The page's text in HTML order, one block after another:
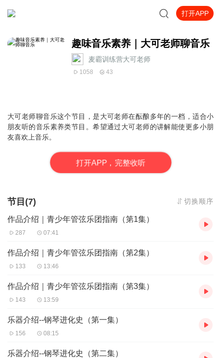
打开APP
趣味音乐素养｜大可老师聊音乐
麦霸训练营大可老师
1058 43
大可老师聊音乐这个节目，是大可老师在酝酿多年的一档，适合小
朋友听的音乐素养类节目。希望通过大可老师的讲解能使更多小朋
友喜欢上音乐。
打开APP，完整收听
节目(7) 切换顺序
作品介绍｜青少年管弦乐团指南（第1集）
287 07:41
作品介绍｜青少年管弦乐团指南（第2集）
133 13:46
作品介绍｜青少年管弦乐团指南（第3集）
143 13:59
乐器介绍--钢琴进化史（第一集）
156 08:15
乐器介绍--钢琴进化史（第二集）